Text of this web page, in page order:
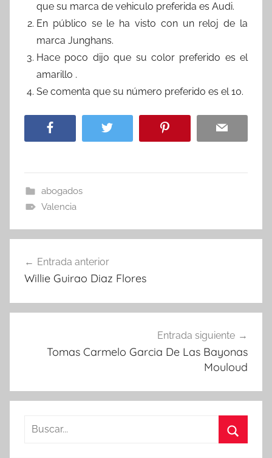
que su marca de vehiculo preferida es Audi.
En público se le ha visto con un reloj de la
marca Junghans.
Hace poco dijo que su color preferido es el
amarillo .
Se comenta que su número preferido es el 10.
abogados
Valencia
de
Entrada anterior
Willie Guirao Diaz Flores
Entrada siguiente
Tomas Carmelo Garcia De Las Bayonas
Mouloud
Buscar: